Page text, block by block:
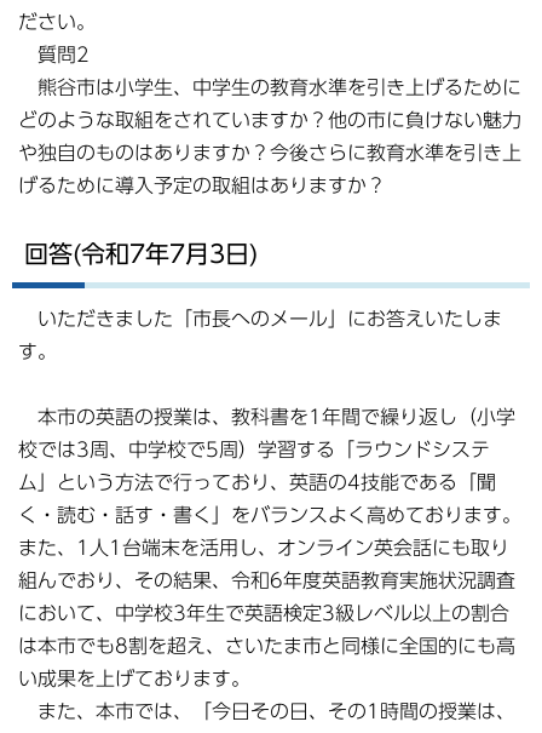
ださい。
質問2
熊谷市は小学生、中学生の教育水準を引き上げるために
どのような取組をされていますか？他の市に負けない魅力
や独自のものはありますか？今後さらに教育水準を引き上
げるために導入予定の取組はありますか？
回答(令和7年7月3日)
いただきました「市長へのメール」にお答えいたしま
す。
本市の英語の授業は、教科書を1年間で繰り返し（小学
校では3周、中学校で5周）学習する「ラウンドシステ
ム」という方法で行っており、英語の4技能である「聞
く・読む・話す・書く」をバランスよく高めております。
また、1人1台端末を活用し、オンライン英会話にも取り
組んでおり、その結果、令和6年度英語教育実施状況調査
において、中学校3年生で英語検定3級レベル以上の割合
は本市でも8割を超え、さいたま市と同様に全国的にも高
い成果を上げております。
また、本市では、「今日その日、その1時間の授業は、